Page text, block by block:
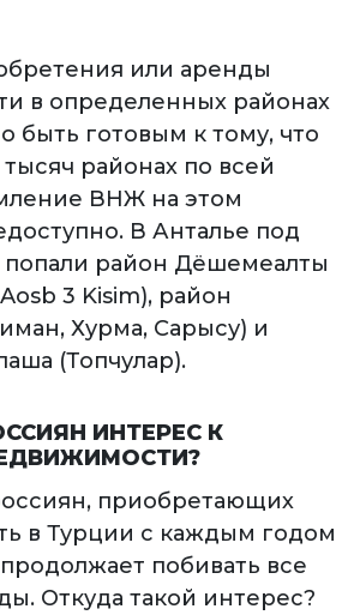
или аренды
в определенных районах
быть готовым к тому, что
районах по всей
ВНЖ на этом
В Анталье под
попали район Дёшемеалты
3 Kisim), район
Хурма, Сарысу) и
(Топчулар).
ИНТЕРЕС К
приобретающих
в Турции с каждым годом
побивать все
Откуда такой интерес?